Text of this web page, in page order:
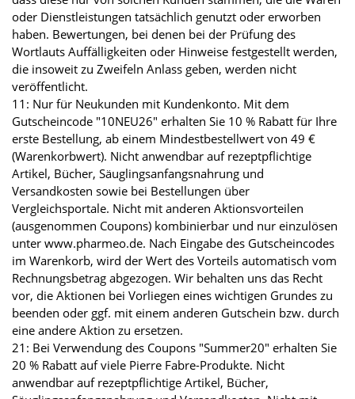
oder Dienstleistungen tatsächlich genutzt oder erworben
haben. Bewertungen, bei denen bei der Prüfung des
Wortlauts Auffälligkeiten oder Hinweise festgestellt werden,
die insoweit zu Zweifeln Anlass geben, werden nicht
veröffentlicht.
11: Nur für Neukunden mit Kundenkonto. Mit dem
Gutscheincode "10NEU26" erhalten Sie 10 % Rabatt für Ihre
erste Bestellung, ab einem Mindestbestellwert von 49 €
(Warenkorbwert). Nicht anwendbar auf rezeptpflichtige
Artikel, Bücher, Säuglingsanfangsnahrung und
Versandkosten sowie bei Bestellungen über
Vergleichsportale. Nicht mit anderen Aktionsvorteilen
(ausgenommen Coupons) kombinierbar und nur einzulösen
unter www.pharmeo.de. Nach Eingabe des Gutscheincodes
im Warenkorb, wird der Wert des Vorteils automatisch vom
Rechnungsbetrag abgezogen. Wir behalten uns das Recht
vor, die Aktionen bei Vorliegen eines wichtigen Grundes zu
beenden oder ggf. mit einem anderen Gutschein bzw. durch
eine andere Aktion zu ersetzen.
21: Bei Verwendung des Coupons "Summer20" erhalten Sie
20 % Rabatt auf viele Pierre Fabre-Produkte. Nicht
anwendbar auf rezeptpflichtige Artikel, Bücher,